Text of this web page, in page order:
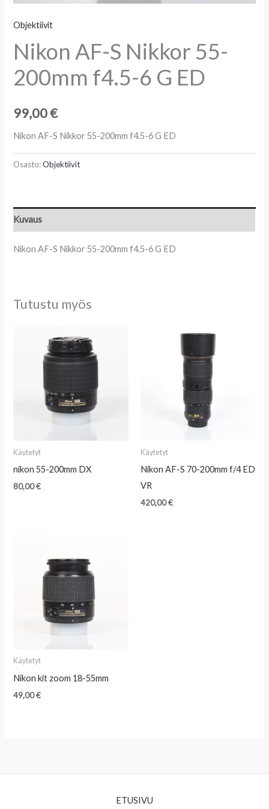
Objektiivit
Nikon AF-S Nikkor 55-
200mm f4.5-6 G ED
99,00€
Nikon AF-S Nikkor 55-200mm f4.5-6 G ED
Osasto:Objektiivit
Kuvaus
Nikon AF-S Nikkor 55-200mm f4.5-6 G ED
Tutustu myös
Käytetyt
nikon 55-200mm DX
80,00€
Käytetyt
Nikon AF-S 70-200mm f/4 ED
VR
420,00€
Käytetyt
Nikon kit zoom 18-55mm
49,00€
ETUSIVU